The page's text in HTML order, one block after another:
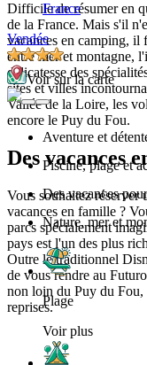
Difficile de résumer en
de la France. Mais s'il
vacances en camping, il
entre mer et montagne,
délicatesse des
sites et villes
Vallée de la Loire, les
encore le Puy du Fou.
Des vacances
Vous souhaitez réserver
vacances en famille ?
parcs spécialement
pays est l'un des plus
Outre le traditionnel
de vous rendre au
non loin du Puy du Fou,
reprises.
France
Vendée
Voir sur la carte
Aventure et
Piscine, plage et
Des vacances
Nature, mer et
Plage
Voir plus